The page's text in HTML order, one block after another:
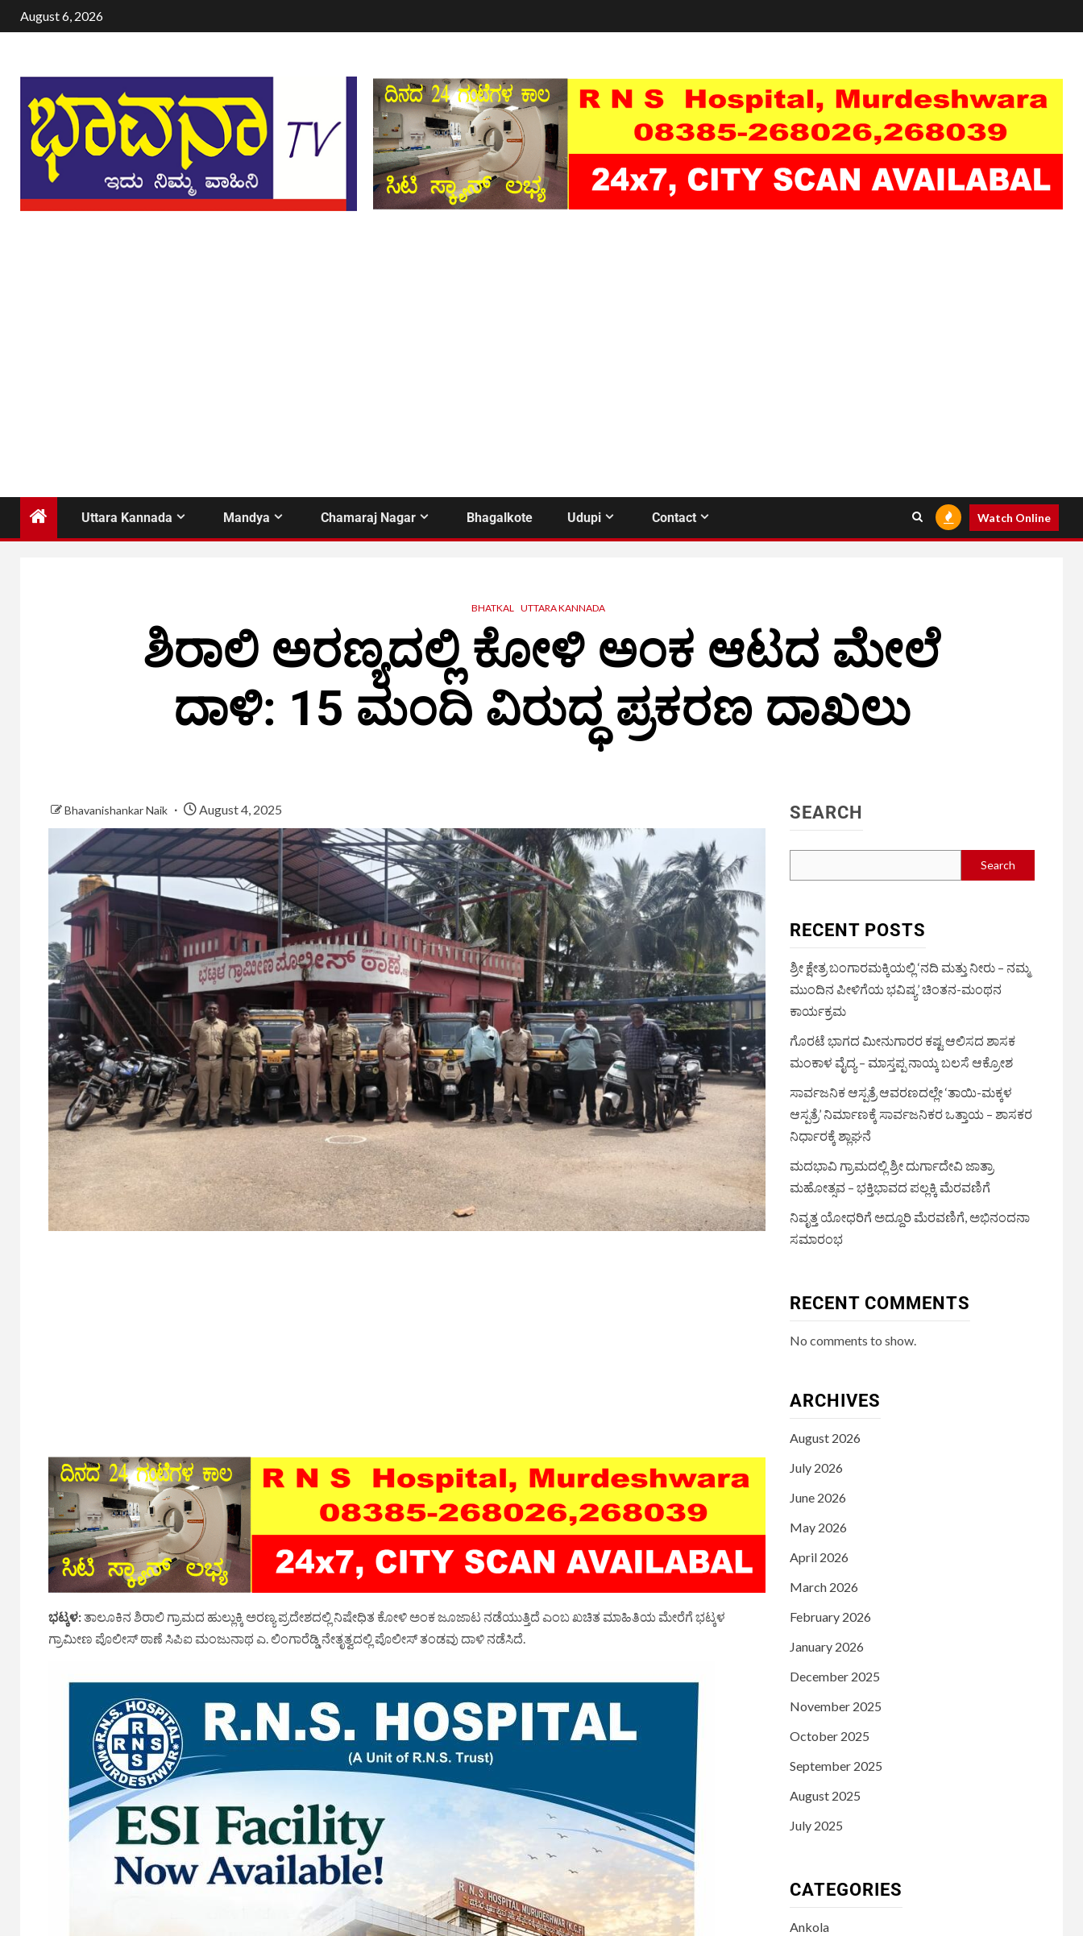
August 6, 2026
Uttara Kannada Mandya Chamaraj Nagar Bhagalkote Udupi Contact Watch Online
BHATKAL UTTARA KANNADA
ಶಿರಾಲಿ ಅರಣ್ಯದಲ್ಲಿ ಕೋಳಿ ಅಂಕ ಆಟದ ಮೇಲೆ
ದಾಳಿ: 15 ಮಂದಿ ವಿರುದ್ಧ ಪ್ರಕರಣ ದಾಖಲು
Bhavanishankar Naik August 4, 2025
ಭಟ್ಕಳ:ತಾಲೂಕಿನ ಶಿರಾಲಿ ಗ್ರಾಮದ ಹುಲ್ಲುಕ್ಕಿ ಅರಣ್ಯ ಪ್ರದೇಶದಲ್ಲಿ ನಿಷೇಧಿತ ಕೋಳಿ ಅಂಕ ಜೂಜಾಟ ನಡೆಯುತ್ತಿದೆ ಎಂಬ ಖಚಿತ ಮಾಹಿತಿಯ ಮೇರೆಗೆ ಭಟ್ಕಳ
ಗ್ರಾಮೀಣ ಪೊಲೀಸ್ ಠಾಣೆ ಸಿಪಿಐ ಮಂಜುನಾಥ ಎ. ಲಿಂಗಾರೆಡ್ಡಿ ನೇತೃತ್ವದಲ್ಲಿ ಪೊಲೀಸ್ ತಂಡವು ದಾಳಿ ನಡೆಸಿದೆ.
SEARCH
Search
RECENT POSTS
ಶ್ರೀ ಕ್ಷೇತ್ರ ಬಂಗಾರಮಕ್ಕಿಯಲ್ಲಿ ‘ನದಿ ಮತ್ತು ನೀರು – ನಮ್ಮ
ಮುಂದಿನ ಪೀಳಿಗೆಯ ಭವಿಷ್ಯ’ ಚಿಂತನ-ಮಂಥನ
ಕಾರ್ಯಕ್ರಮ
ಗೊರಟೆ ಭಾಗದ ಮೀನುಗಾರರ ಕಷ್ಟ ಆಲಿಸದ ಶಾಸಕ
ಮಂಕಾಳ ವೈದ್ಯ – ಮಾಸ್ತಪ್ಪ ನಾಯ್ಕ ಬಲಸೆ ಆಕ್ರೋಶ
ಸಾರ್ವಜನಿಕ ಆಸ್ಪತ್ರೆ ಆವರಣದಲ್ಲೇ ‘ತಾಯಿ-ಮಕ್ಕಳ
ಆಸ್ಪತ್ರೆ’ ನಿರ್ಮಾಣಕ್ಕೆ ಸಾರ್ವಜನಿಕರ ಒತ್ತಾಯ – ಶಾಸಕರ
ನಿರ್ಧಾರಕ್ಕೆ ಶ್ಲಾಘನೆ
ಮದಭಾವಿ ಗ್ರಾಮದಲ್ಲಿ ಶ್ರೀ ದುರ್ಗಾದೇವಿ ಜಾತ್ರಾ
ಮಹೋತ್ಸವ – ಭಕ್ತಿಭಾವದ ಪಲ್ಲಕ್ಕಿ ಮೆರವಣಿಗೆ
ನಿವೃತ್ತ ಯೋಧರಿಗೆ ಅದ್ದೂರಿ ಮೆರವಣಿಗೆ, ಅಭಿನಂದನಾ
ಸಮಾರಂಭ
RECENT COMMENTS
No comments to show.
ARCHIVES
August 2026
July 2026
June 2026
May 2026
April 2026
March 2026
February 2026
January 2026
December 2025
November 2025
October 2025
September 2025
August 2025
July 2025
CATEGORIES
Ankola